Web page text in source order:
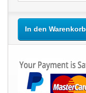
In den Warenkorb